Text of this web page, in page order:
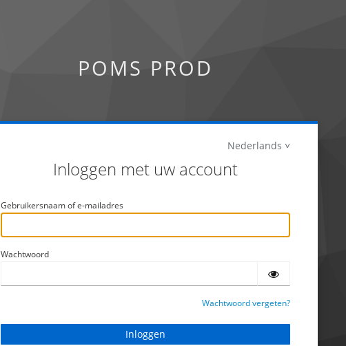
POMS PROD
Nederlands
Inloggen met uw account
Gebruikersnaam of e-mailadres
Wachtwoord
Wachtwoord vergeten?